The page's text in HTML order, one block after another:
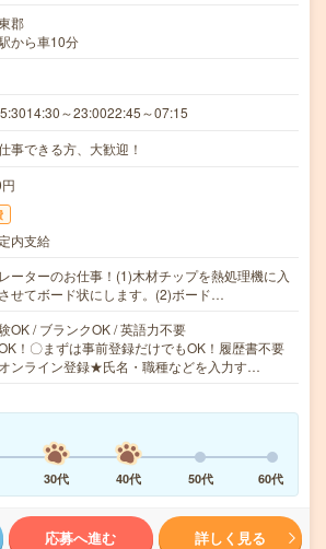
郡
から車10分
～23:0022:45～07:15
事できる方、大歓迎！
内支給
ーターのお仕事！(1)木材チップを熱処理機に入
せてボード状にします。(2)ボード…
OK / ブランクOK / 英語力不要
！〇まずは事前登録だけでもOK！履歴書不要
ンライン登録★氏名・職種などを入力す…
30代 40代 50代 60代
応募へ進む 詳しく見る